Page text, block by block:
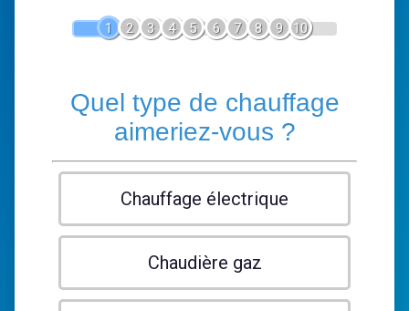
1 2 3 4 5 6 7 8 9 10
Quel type de chauffage
aimeriez-vous ?
Chauffage électrique
Chaudière gaz